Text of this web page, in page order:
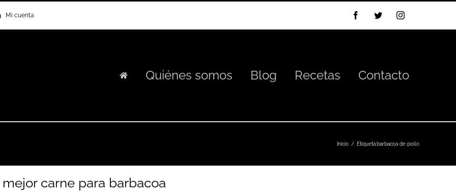
Mi cuenta FacebookTwitterInstagram
Quiénes somos Blog Recetas Contacto
Inicio Etiqueta:barbacoa de pollo
mejor carne para barbacoa